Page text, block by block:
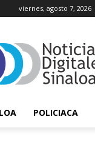
viernes, agosto 7, 2026
POLICIACA